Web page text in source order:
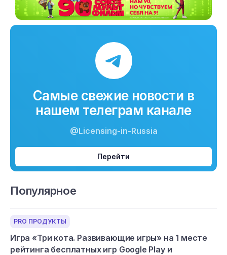
Самые свежие новости в
нашем телеграм канале
@Licensing-in-Russia
Перейти
Популярное
PRO ПРОДУКТЫ
Игра «Три кота. Развивающие игры» на 1 месте
рейтинга бесплатных игр Google Play и